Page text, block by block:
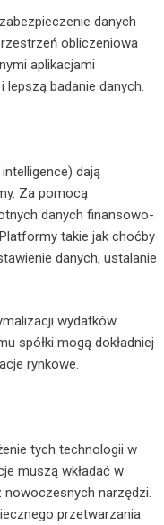
danych
obliczeniowa
aplikacjami
badanie danych.
dają
Za pomocą
danych finansowo-
takie jak choćby
danych, ustalanie
wydatków
spółki mogą dokładniej
rynkowe.
tych technologii w
muszą wkładać w
nowoczesnych narzędzi.
przetwarzania